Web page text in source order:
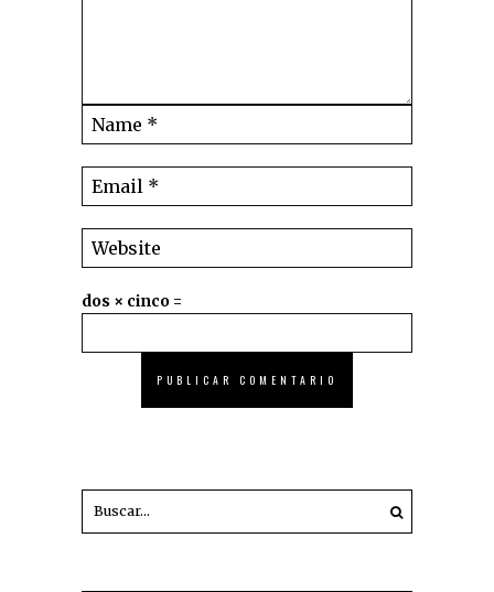
dos × cinco =